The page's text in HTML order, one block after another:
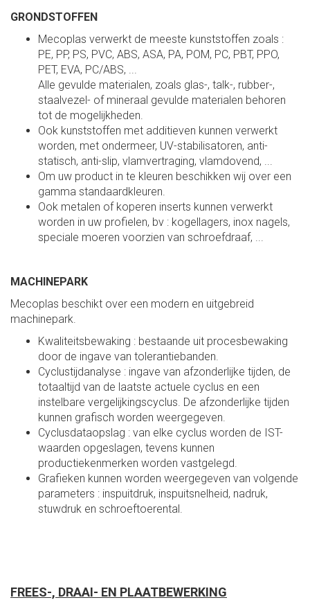
GRONDSTOFFEN
Mecoplas verwerkt de meeste kunststoffen zoals :
PE, PP, PS, PVC, ABS, ASA, PA, POM, PC, PBT, PPO,
PET, EVA, PC/ABS, ...
Alle gevulde materialen, zoals glas-, talk-, rubber-,
staalvezel- of mineraal gevulde materialen behoren
tot de mogelijkheden.
Ook kunststoffen met additieven kunnen verwerkt
worden, met ondermeer, UV-stabilisatoren, anti-
statisch, anti-slip, vlamvertraging, vlamdovend, ...
Om uw product in te kleuren beschikken wij over een
gamma standaardkleuren.
Ook metalen of koperen inserts kunnen verwerkt
worden in uw profielen, bv : kogellagers, inox nagels,
speciale moeren voorzien van schroefdraaf, ...
MACHINEPARK
Mecoplas beschikt over een modern en uitgebreid
machinepark.
Kwaliteitsbewaking : bestaande uit procesbewaking
door de ingave van tolerantiebanden.
Cyclustijdanalyse : ingave van afzonderlijke tijden, de
totaaltijd van de laatste actuele cyclus en een
instelbare vergelijkingscyclus. De afzonderlijke tijden
kunnen grafisch worden weergegeven.
Cyclusdataopslag : van elke cyclus worden de IST-
waarden opgeslagen, tevens kunnen
productiekenmerken worden vastgelegd.
Grafieken kunnen worden weergegeven van volgende
parameters : inspuitdruk, inspuitsnelheid, nadruk,
stuwdruk en schroeftoerental.
FREES-, DRAAI- EN PLAATBEWERKING